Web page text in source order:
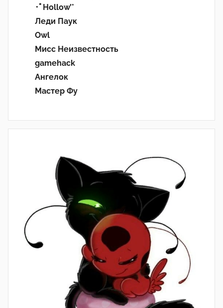
･ﾟHollow’°
Леди Паук
Owl
Мисс Неизвестность
gamehack
Ангелок
Мастер Фу